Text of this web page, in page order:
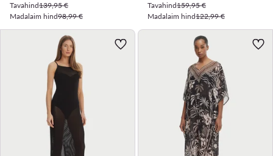
Tavahind139,95 €
Madalaim hind98,99 €
Tavahind159,95 €
Madalaim hind122,99 €